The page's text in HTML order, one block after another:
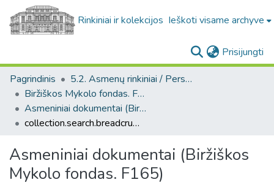
Rinkiniai ir kolekcijos Ieškoti visame archyve
Prisijungti
Pagrindinis
5.2. Asmenų rinkiniai / Personal collections
Biržiškos Mykolo fondas. F165
Asmeniniai dokumentai (Biržiškos Mykolo fondas. F165)
collection.search.breadcrumbs
Asmeniniai dokumentai (Biržiškos
Mykolo fondas. F165)